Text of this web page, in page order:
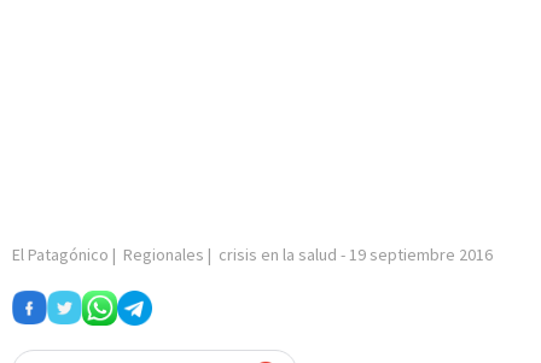
El Patagónico | Regionales | crisis en la salud - 19 septiembre 2016